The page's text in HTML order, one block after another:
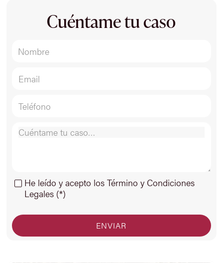
Cuéntame tu caso
He leído y acepto los Término y Condiciones
Legales (*)